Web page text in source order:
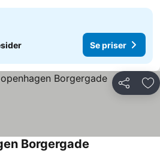
Se priser
Del
Borgergade